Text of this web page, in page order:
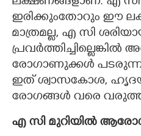
ഇരിക്കുംതോറും ഈ
മാത്രമല്ല, എ സി
പ്രവർത്തിച്ചില്ലെങ്കിൽ
രോഗാണുക്കൾ
ഇത് ശ്വാസകോശ,
രോഗങ്ങൾ വരെ
എ സി മുറിയിൽ